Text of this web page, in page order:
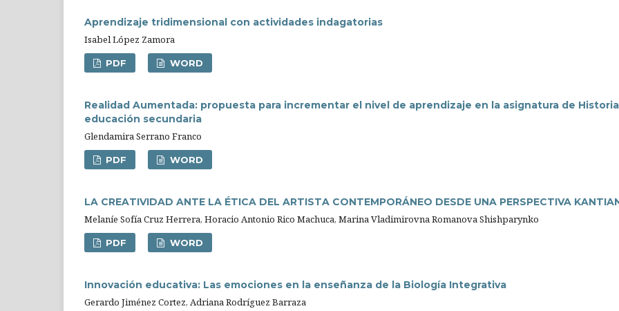
Aprendizaje tridimensional con actividades indagatorias
Isabel López Zamora
PDF WORD
Realidad Aumentada: propuesta para incrementar el nivel de aprendizaje en la asignatura de
educación secundaria
Glendamira Serrano Franco
PDF WORD
LA CREATIVIDAD ANTE LA ÉTICA DEL ARTISTA CONTEMPORÁNEO DESDE UNA PERSPECTIVA
Melaníe Sofía Cruz Herrera, Horacio Antonio Rico Machuca, Marina Vladimirovna Romanova Shishparynko
PDF WORD
Innovación educativa: Las emociones en la enseñanza de la Biología Integrativa
Gerardo Jiménez Cortez, Adriana Rodríguez Barraza